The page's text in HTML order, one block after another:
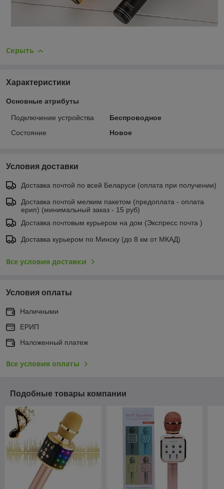
Скрыть
Характеристики
Основные атрибуты
Подключение устройства
Беспроводное
Состояние
Новое
Условия доставки
Доставка почтой по всей Беларуси (оплата при получении)
Доставка почтой мелким пакетом (предоплата - оплата
ерип) (минимальный заказ - 15 руб)
Доставка почтовым курьером на дом (Экспресс почта )
Доставка курьером по Минску (до 8 км от МКАД)
Все условия доставки
Условия оплаты
Наличными
ЕРИП
Наложенный платеж
Все условия оплаты
Подобные товары компании